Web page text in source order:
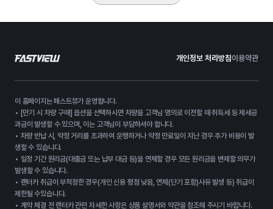
개인정보 처리방침이용약관
이 홈페이지는 패스트뷰가 운영합니다.
• [만기 시 차량 구매] 옵션을 선택하시면 차량을 고객님 명의로 이전할 때 취득세 등 제세공
과금이 발생할 수 있으며, 이는 고객님이 부담하셔야 합니다.
• 차량 반납 시, 약정 거리를 초과하여 운행하거나 약정 만료일이 지난 경우 추가 비용이 발
생할 수 있습니다.
• 일정 기간 원리금(대출금 또는 납부 대금 등)을 연체할 경우 모든 원리금을 변제할 의무가
발생할 수 있습니다.
• 렌터카 취급이 부적정한 경우(개인 신용 평점 낮음, 연체(단기 포함)사유 발생 등) 취급이
제한될 수있습니다.
• 계약 체결 전 렌터카 관련 자세한 사항은 상품 설명서와 약관을 참조해 주시기 바랍니다.